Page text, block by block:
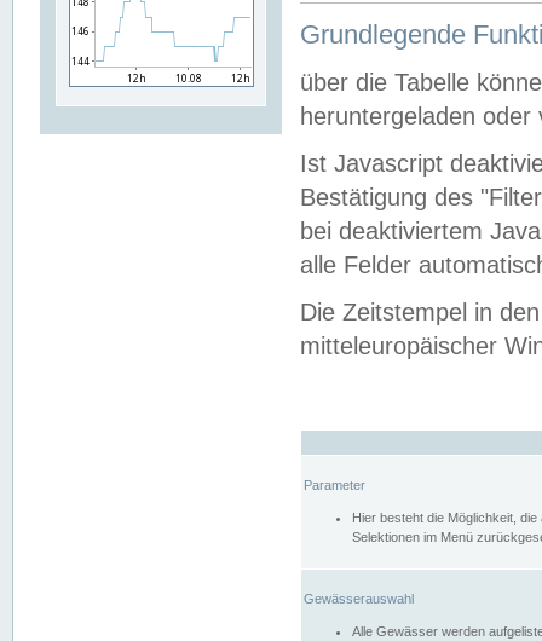
Grundlegende
über die Tabelle
heruntergeladen oder
Ist Javascript
Bestätigung des
bei deaktiviertem
alle Felder
Die Zeitstempel in
mitteleuropäischer
Parameter
Hier besteht die Möglichkeit,
Selektionen im Menü
Gewässerauswahl
Alle Gewässer werden